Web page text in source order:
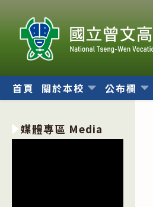
內
首頁 關於本校 公布欄
媒體專區 Media